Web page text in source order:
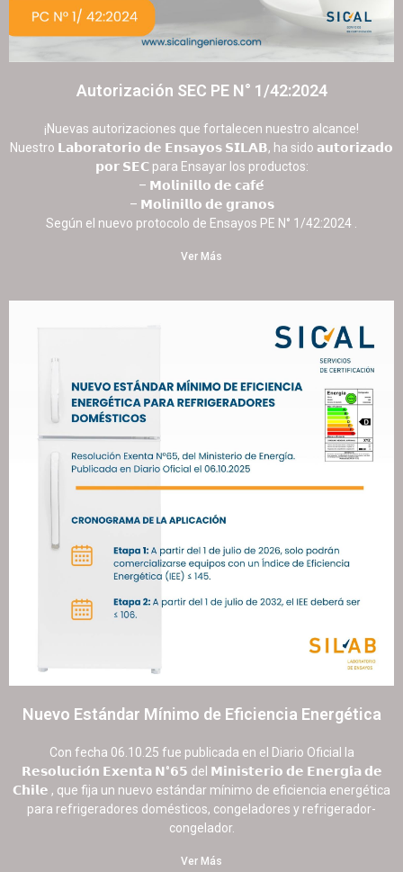
Autorización SEC PE N° 1/42:2024
¡Nuevas autorizaciones que fortalecen nuestro alcance!
Nuestro 𝗟𝗮𝗯𝗼𝗿𝗮𝘁𝗼𝗿𝗶𝗼 𝗱𝗲 𝗘𝗻𝘀𝗮𝘆𝗼𝘀 𝗦𝗜𝗟𝗔𝗕, ha sido 𝗮𝘂𝘁𝗼𝗿𝗶𝘇𝗮𝗱𝗼
𝗽𝗼𝗿 𝗦𝗘𝗖 para Ensayar los productos:
– 𝗠𝗼𝗹𝗶𝗻𝗶𝗹𝗹𝗼 𝗱𝗲 𝗰𝗮𝗳𝗲́
– 𝗠𝗼𝗹𝗶𝗻𝗶𝗹𝗹𝗼 𝗱𝗲 𝗴𝗿𝗮𝗻𝗼𝘀
Según el nuevo protocolo de Ensayos PE N° 1/42:2024 .
Ver Más
Nuevo Estándar Mínimo de Eficiencia Energética
Con fecha 06.10.25 fue publicada en el Diario Oficial la
𝗥𝗲𝘀𝗼𝗹𝘂𝗰𝗶𝗼́𝗻 𝗘𝘅𝗲𝗻𝘁𝗮 𝗡°𝟲𝟱 del 𝗠𝗶𝗻𝗶𝘀𝘁𝗲𝗿𝗶𝗼 𝗱𝗲 𝗘𝗻𝗲𝗿𝗴𝗶́𝗮 𝗱𝗲
𝗖𝗵𝗶𝗹𝗲 , que fija un nuevo estándar mínimo de eficiencia energética
para refrigeradores domésticos, congeladores y refrigerador-
congelador.
Ver Más